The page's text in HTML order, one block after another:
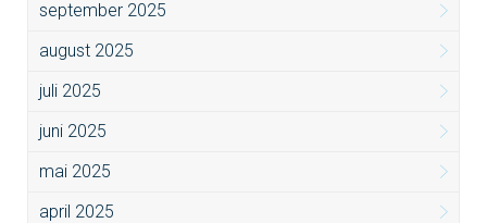
september 2025
august 2025
juli 2025
juni 2025
mai 2025
april 2025